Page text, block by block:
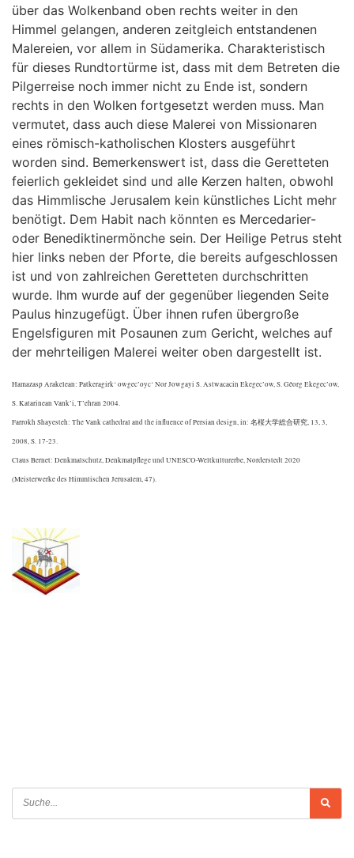
über das Wolkenband oben rechts weiter in den
Himmel gelangen, anderen zeitgleich entstandenen
Malereien, vor allem in Südamerika. Charakteristisch
für dieses Rundtortürme ist, dass mit dem Betreten die
Pilgerreise noch immer nicht zu Ende ist, sondern
rechts in den Wolken fortgesetzt werden muss. Man
vermutet, dass auch diese Malerei von Missionaren
eines römisch-katholischen Klosters ausgeführt
worden sind. Bemerkenswert ist, dass die Geretteten
feierlich gekleidet sind und alle Kerzen halten, obwohl
das Himmlische Jerusalem kein künstliches Licht mehr
benötigt. Dem Habit nach könnten es Mercedarier-
oder Benediktinermönche sein. Der Heilige Petrus steht
hier links neben der Pforte, die bereits aufgeschlossen
ist und von zahlreichen Geretteten durchschritten
wurde. Ihm wurde auf der gegenüber liegenden Seite
Paulus hinzugefügt. Über ihnen rufen übergroße
Engelsfiguren mit Posaunen zum Gericht, welches auf
der mehrteiligen Malerei weiter oben dargestellt ist.
Hamazasp Arakelean: Patkeragirk‘ owgec’oyc‘ Nor Jowgayi S. Astwacacin Ekegec’ow, S. Gêorg Ekegec’ow,
S. Katarinean Vank’i, T’ehran 2004.
Farrokh Shayesteh: The Vank cathedral and the influence of Persian design, in: 名桜大学総合研究, 13, 3,
2008, S. 17-23.
Claus Bernet: Denkmalschutz, Denkmalpflege und UNESCO-Weltkulturerbe, Norderstedt 2020
(Meisterwerke des Himmlischen Jerusalem, 47).